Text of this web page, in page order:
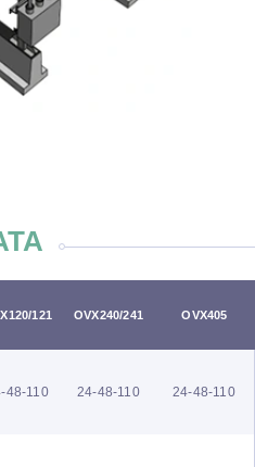
121 OVX240/241 OVX405
48-110 24-48-110 24-48-110